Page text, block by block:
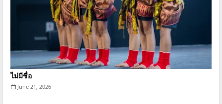
ไม่มีชื่อ
June 21, 2026